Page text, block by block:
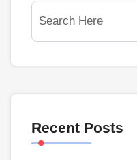
Recent Posts